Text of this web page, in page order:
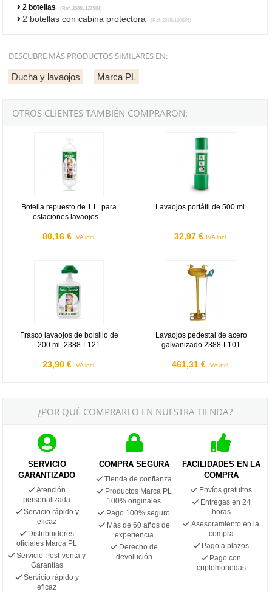
2 botellas (Ref. 2388L127SIN)
2 botellas con cabina protectora (Ref. 2388L130SIN)
DESCUBRE MÁS PRODUCTOS SIMILARES EN:
Ducha y lavaojos Marca PL
OTROS CLIENTES TAMBIÉN COMPRARON:
Botella repuesto de 1 L. para
estaciones lavaojos....
80,16 € IVA incl.
Lavaojos portátil de 500 ml.
32,97 € IVA incl.
Frasco lavaojos de bolsillo de
200 ml. 2388-L121
23,90 € IVA incl.
Lavaojos pedestal de acero
galvanizado 2388-L101
461,31 € IVA incl.
¿POR QUÉ COMPRARLO EN NUESTRA TIENDA?
SERVICIO
GARANTIZADO
Atención
personalizada
Servicio rápido y
eficaz
Distribuidores
oficiales Marca PL
Servicio Post-venta y
Garantías
Servicio rápido y
eficaz
COMPRA SEGURA
Tienda de confianza
Productos Marca PL
100% originales
Pago 100% seguro
Más de 60 años de
experiencia
Derecho de
devolución
FACILIDADES EN LA
COMPRA
Envíos gratuitos
Entregas en 24
horas
Asesoramiento en la
compra
Pago a plazos
Pago con
criptomonedas